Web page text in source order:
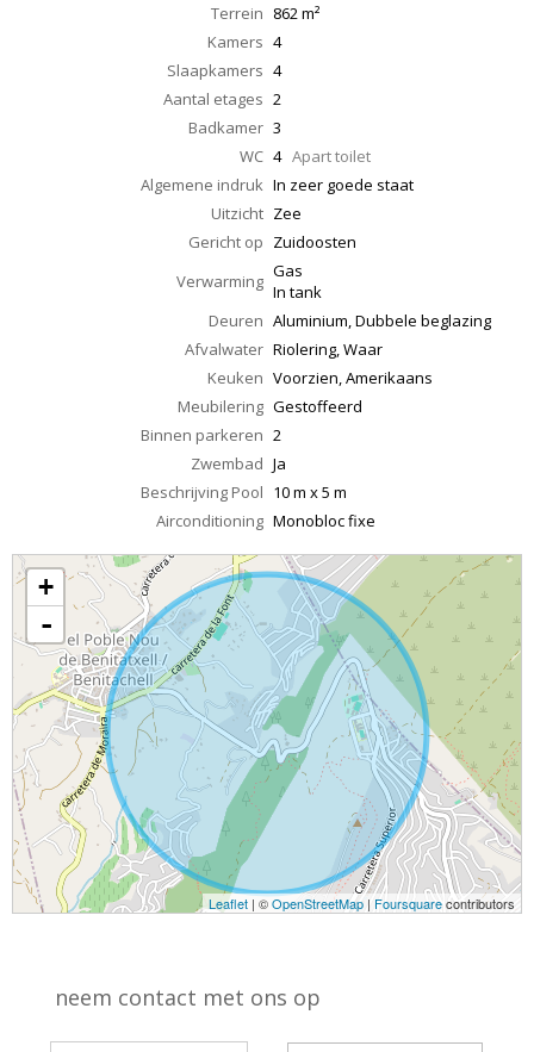
Terrein 862 m²
Kamers 4
Slaapkamers 4
Aantal etages 2
Badkamer 3
WC 4 Apart toilet
Algemene indruk In zeer goede staat
Uitzicht Zee
Gericht op Zuidoosten
Verwarming Gas
In tank
Deuren Aluminium, Dubbele beglazing
Afvalwater Riolering, Waar
Keuken Voorzien, Amerikaans
Meubilering Gestoffeerd
Binnen parkeren 2
Zwembad Ja
Beschrijving Pool 10 m x 5 m
Airconditioning Monobloc fixe
+
-
Leaflet | ©OpenStreetMap | Foursquarecontributors
neem contact met ons op